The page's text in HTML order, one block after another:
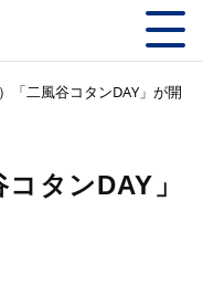
会社ノーザン
「二風谷コタンDAY」が開
タンDAY」